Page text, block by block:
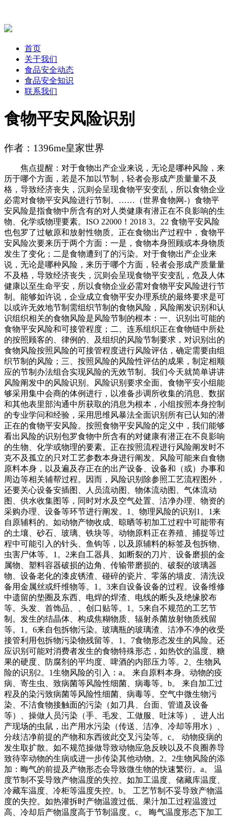
首页
关于我们
食品安全动态
食品安全知识
联系我们
食物平安风险识别
作者：1396me皇家世界
焦点提醒：对于食物出产企业来说，无论是哪种风险，来
历于哪个方面，若是不加以节制，轻者会形成产质量量不及
格，导致经济丧失，沉则会呈现食物平安变乱，所以食物企业
必需对食物平安风险进行节制。……（世界食物网-）食物平
安风险是指食物中所含有的对人类健康有潜正在不良影响的生
物、化学或物理要素。ISO 22000！2018 3。22 食物平安风险
也包罗了过敏原和放射性物质。正在食物出产过程中，食物平
安风险次要来历于两个方面：一是，食物本身照顾或本身物质
发生了变化；二是食物遭到了的污染。对于食物出产企业来
说，无论是哪种风险，来历于哪个方面，轻者会形成产质量量
不及格，导致经济丧失，沉则会呈现食物平安变乱，危及人体
健康以至生命平安，所以食物企业必需对食物平安风险进行节
制。能够如许说，企业成立食物平安办理系统的最终要求是可
以或许无效地节制需组织节制的食物风险，风险阐发识别和认
识组织相关的食物风险是风险节制的根本：一、识别出可能的
食物平安风险和可接管程度；二、连系组织正在食物链中所处
的按照顾客的、律例的、及组织的风险节制要求，对识别出的
食物风险按照风险的可接管程度进行风险评估，确定需要由组
织节制的风险；三、按照风险的风险性评估的成果，制定相顺
应的节制办法组合实现风险的无效节制。我们今天就简单讲讲
风险阐发中的风险识别。风险识别要求全面。食物平安小组能
够采用集中会商的体例进行，以准备步调所收集的消息、数据
和其他表里部沟通中所获取的消息为根本，小组按照本身控制
的专业学问和经验，采用思维风暴法全面识别所有已认知的潜
正在的食物平安风险。按照食物平安风险的定义中，我们能够
看出风险的识别包罗食物中所含有的对健康有潜正在不良影响
的生物、化学或物理的要素。正在按照流程进行风险阐发时不
克不及孤立的只对工艺参数本身进行阐发。风险可能来自食物
原料本身，以及遍及存正在的出产设备、设备和（或）办事和
周边等相关辅帮过程。因而，风险识别除参照工艺流程图外，
还要关心设备安插图、人员流动图、物体流动图、气体流动
图、供水收集图等，同时对水及空气处置、洁净办理、物资的
采购办理、设备等环节进行阐发。1、物理风险的识别1。1来
自原辅料的。如动物产物收成、晾晒等初加工过程中可能带有
的土壤、砂石、玻璃、铁块等。动物原料正在养殖、捕捉等过
程中可能引入的针头、鱼钩等，以及原辅料的标签及包拆物、
虫害尸体等。1。2来自工器具、如断裂的刀片、设备磨损的金
属物、塑料容器破损的边角、传输带磨损的、破裂的玻璃器
物、设备老化的漆皮锈渣、碰碎的瓷片、零落的墙皮、清洗设
备用金属丝或纤维物等。1。3来自设备设备的过程。设备维修
中遗留的垫圈及东西、电焊的焊渣、电线的断头及绝缘胶布
等。头发、首饰品、、创口贴等。1。5来自不规范的工艺节
制。发生的结晶体、构成焦糊物质、辐射杀菌放射物质残留
等。1。6来自包拆物污染。玻璃瓶的玻璃渣、洁净不净的收受
接管利用包拆物污染物残留等。1。7食物形态发生的风险。还
应识别可能对消费者发生的食物特殊形态，如热饮的温度、糖
果的硬度、防腐剂的平均度、啤酒的内部压力等。2、生物风
险的识别2。1生物风险的引入：a。 来自原料本身。动物的疫
病、寄生虫、致病菌等风险性细菌、病毒等。b。 来自加工过
程及的染污致病菌等风险性细菌、病毒等。空气中微生物污
染、不洁食物接触面的污染（如刀具、台面、管道及设备
等）、操做人员污染（手、毛发、工做服、吐沫等）、进人出
产现场的虫鼠，出产用水污染（传送、洁净、冷却等用水）、
分歧洁净前提的产物和东西彼此交叉污染等。c。 动物疫病的
发生取扩散。如不规范操做导致动物应急反映以及不良圈养导
致待宰动物的生病或进一步传染其他动物。2。2生物风险的添
加：晦气的前提及产物形态会导致微生物的快速繁衍。a。 温
度节制不妥导致产物温度的失控。如加工温度、储藏库温度、
冷藏车温度、冷柜等温度失控。b。 工艺节制不妥导致产物温
度的失控。如热灌拆时产物温渡过低、果汁加工过程温渡过
高、冷却后产物温度高于节制温度。c。 晦气温度形态下加工